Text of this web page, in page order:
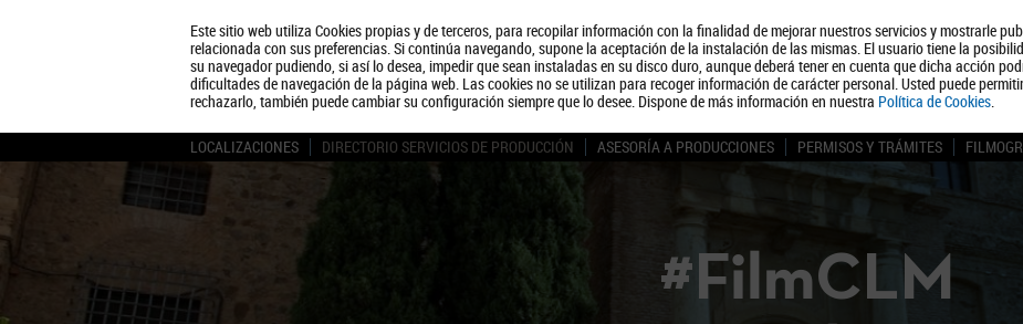
Este sitio web utiliza Cookies propias y de terceros, para recopilar información con la finalidad de mejorar nuestros servicios y mostrarle
relacionada con sus preferencias. Si continúa navegando, supone la aceptación de la instalación de las mismas. El usuario tiene la
su navegador pudiendo, si así lo desea, impedir que sean instaladas en su disco duro, aunque deberá tener en cuenta que dicha acción
dificultades de navegación de la página web. Las cookies no se utilizan para recoger información de carácter personal. Usted puede
rechazarlo, también puede cambiar su configuración siempre que lo desee. Dispone de más información en nuestra Política de Cookies.
Quiénes somos Turismo Política
LOCALIZACIONES DIRECTORIO SERVICIOS DE PRODUCCIÓN ASESORÍA A PRODUCCIONES PERMISOS Y TRÁMITES
#FilmCLM